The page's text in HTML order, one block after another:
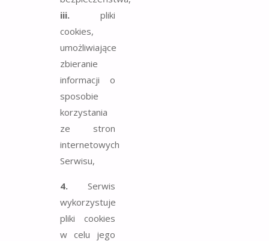
iii. pliki
cookies,
umożliwiające
zbieranie
informacji o
sposobie
korzystania
ze stron
internetowych
Serwisu,
4. Serwis
wykorzystuje
pliki cookies
w celu jego